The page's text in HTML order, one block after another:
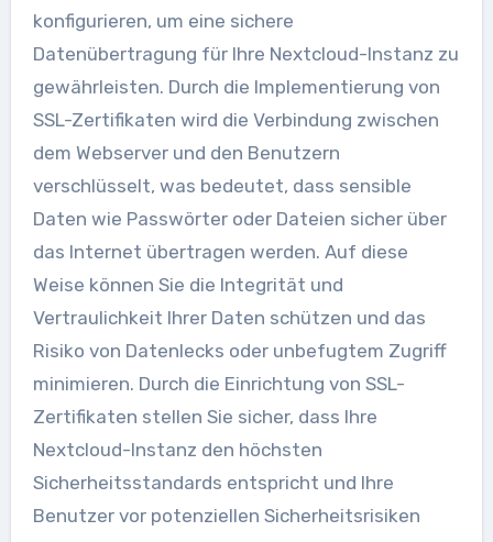
konfigurieren, um eine sichere
Datenübertragung für Ihre Nextcloud-Instanz zu
gewährleisten. Durch die Implementierung von
SSL-Zertifikaten wird die Verbindung zwischen
dem Webserver und den Benutzern
verschlüsselt, was bedeutet, dass sensible
Daten wie Passwörter oder Dateien sicher über
das Internet übertragen werden. Auf diese
Weise können Sie die Integrität und
Vertraulichkeit Ihrer Daten schützen und das
Risiko von Datenlecks oder unbefugtem Zugriff
minimieren. Durch die Einrichtung von SSL-
Zertifikaten stellen Sie sicher, dass Ihre
Nextcloud-Instanz den höchsten
Sicherheitsstandards entspricht und Ihre
Benutzer vor potenziellen Sicherheitsrisiken